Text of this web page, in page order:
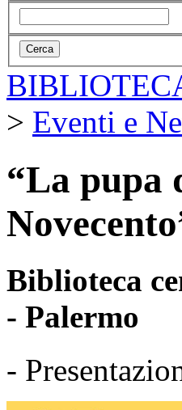
> Eventi e
“La pupa
Biblioteca
- Palermo
-